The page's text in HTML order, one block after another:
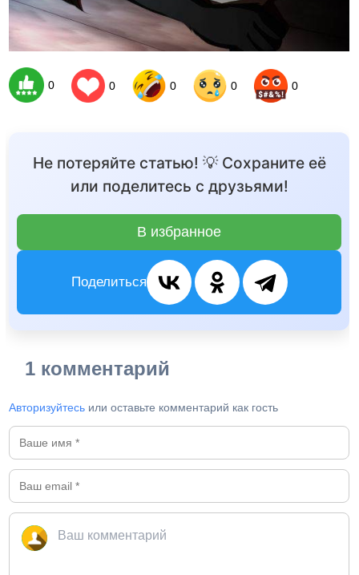
0 0 0 0 0
Не потеряйте статью! 💡 Сохраните её
или поделитесь с друзьями!
В избранное
Поделиться
1 комментарий
Авторизуйтесь или оставьте комментарий как гость